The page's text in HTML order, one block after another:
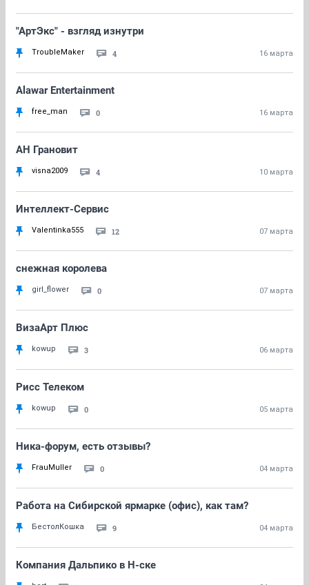
"АртЭкс" - взгляд изнутри
TroubleMaker 4 16 марта
Alawar Entertainment
free_man 0 16 марта
АН Грановит
visna2009 4 10 марта
Интеллект-Сервис
Valentinka555 12 07 марта
снежная королева
girl_flower 0 07 марта
ВизаАрт Плюс
kowup 3 06 марта
Рисс Телеком
kowup 0 05 марта
Ника-форум, есть отзывы?
FrauMuller 0 04 марта
Работа на Сибирской ярмарке (офис), как там?
БестолКошка 9 04 марта
Компания Дальпико в Н-ске